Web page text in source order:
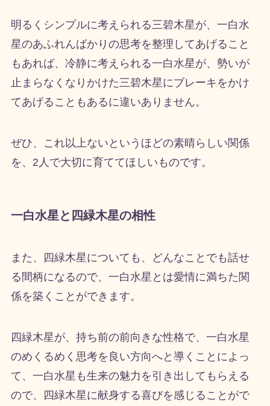
明るくシンプルに考えられる三碧木星が、一白水
星のあふれんばかりの思考を整理してあげること
もあれば、冷静に考えられる一白水星が、勢いが
止まらなくなりかけた三碧木星にブレーキをかけ
てあげることもあるに違いありません。
ぜひ、これ以上ないというほどの素晴らしい関係
を、 2 人で大切に育ててほしいものです。
一白水星と四緑木星の相性
また、四緑木星についても、どんなことでも話せ
る間柄になるので、一白水星とは愛情に満ちた関
係を築くことができます。
四緑木星が、持ち前の前向きな性格で、一白水星
のめくるめく思考を良い方向へと導くことによっ
て、一白水星も生来の魅力を引き出してもらえる
ので、四緑木星に献身する喜びを感じることがで